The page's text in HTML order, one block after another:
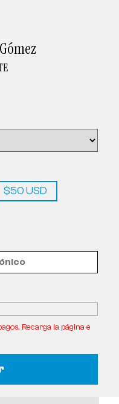
$50 USD
Recarga la página e